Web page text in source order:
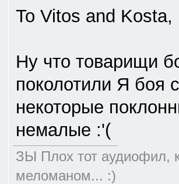
To Vitos and Kosta,
Ну что товарищи
поколотили Я боя
некоторые
немалые :'(
ЗЫ Плох тот аудиофил,
меломаном... :)